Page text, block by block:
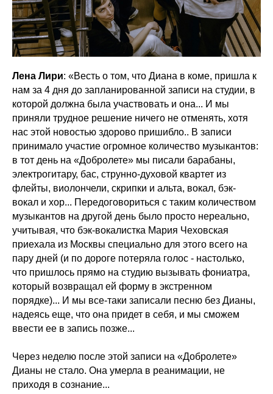
Лена Лири: «Весть о том, что Диана в коме, пришла к
нам за 4 дня до запланированной записи на студии, в
которой должна была участвовать и она... И мы
приняли трудное решение ничего не отменять, хотя
нас этой новостью здорово пришибло.. В записи
принимало участие огромное количество музыкантов:
в тот день на «Добролете» мы писали барабаны,
электрогитару, бас, струнно-духовой квартет из
флейты, виолончели, скрипки и альта, вокал, бэк-
вокал и хор... Передоговориться с таким количеством
музыкантов на другой день было просто нереально,
учитывая, что бэк-вокалистка Мария Чеховская
приехала из Москвы специально для этого всего на
пару дней (и по дороге потеряла голос - настолько,
что пришлось прямо на студию вызывать фониатра,
который возвращал ей форму в экстренном
порядке)... И мы все-таки записали песню без Дианы,
надеясь еще, что она придет в себя, и мы сможем
ввести ее в запись позже...
Через неделю после этой записи на «Добролете»
Дианы не стало. Она умерла в реанимации, не
приходя в сознание...